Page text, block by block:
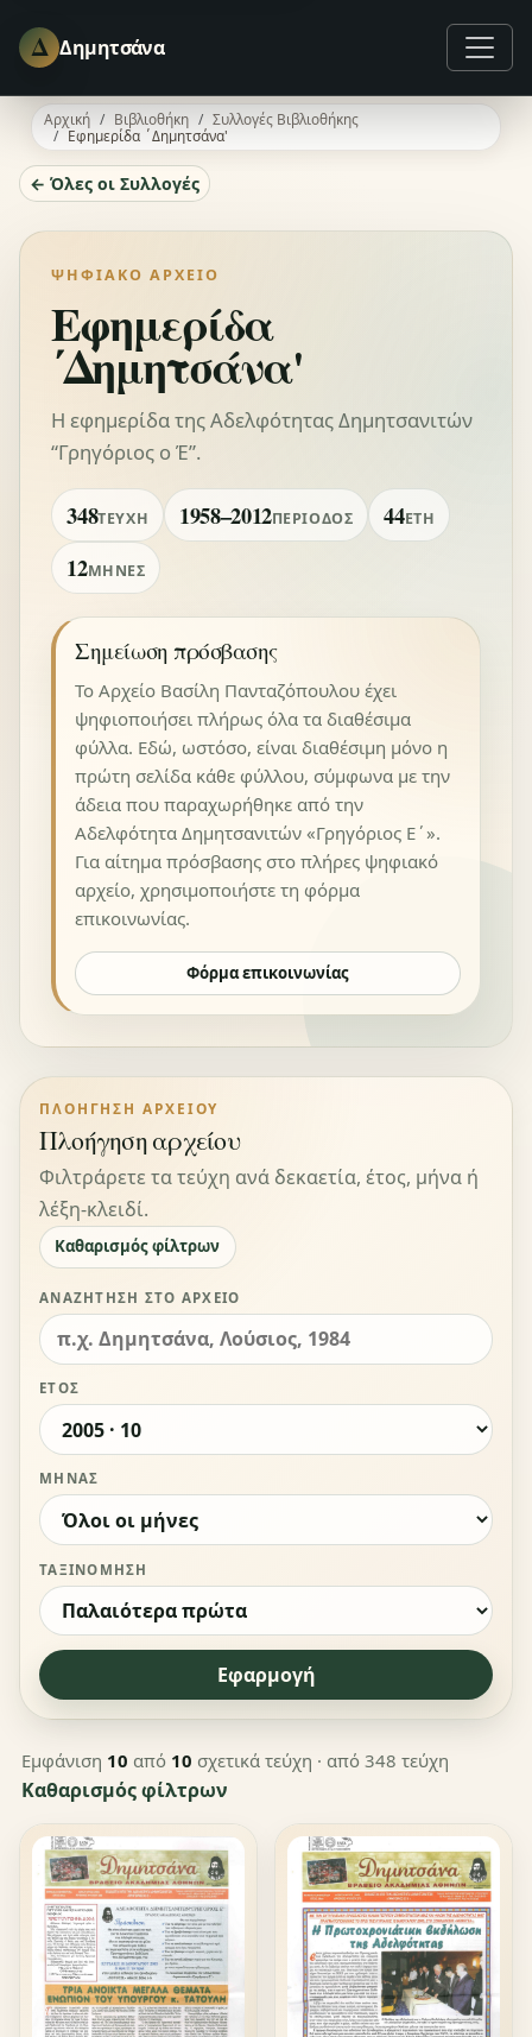
Δ Δημητσάνα
Αρχική Βιβλιοθήκη
Συλλογές Βιβλιοθήκης
Εφημερίδα ΄Δημητσάνα'
← Όλες οι Συλλογές
ΨΗΦΙΑΚΌ ΑΡΧΕΊΟ
Εφημερίδα
΄Δημητσάνα'
Η εφημερίδα της Αδελφότητας Δημητσανιτών
“Γρηγόριος ο Έ”.
348ΤΕΎΧΗ 1958–2012ΠΕΡΊΟΔΟΣ 44ΈΤΗ
12ΜΉΝΕΣ
Σημείωση πρόσβασης
Το Αρχείο Βασίλη Πανταζόπουλου έχει
ψηφιοποιήσει πλήρως όλα τα διαθέσιμα
φύλλα. Εδώ, ωστόσο, είναι διαθέσιμη μόνο η
πρώτη σελίδα κάθε φύλλου, σύμφωνα με την
άδεια που παραχωρήθηκε από την
Αδελφότητα Δημητσανιτών «Γρηγόριος Ε΄».
Για αίτημα πρόσβασης στο πλήρες ψηφιακό
αρχείο, χρησιμοποιήστε τη φόρμα
επικοινωνίας.
Φόρμα επικοινωνίας
ΠΛΟΉΓΗΣΗ ΑΡΧΕΊΟΥ
Πλοήγηση αρχείου
Φιλτράρετε τα τεύχη ανά δεκαετία, έτος, μήνα ή
λέξη-κλειδί.
Καθαρισμός φίλτρων
ΑΝΑΖΉΤΗΣΗ ΣΤΟ ΑΡΧΕΊΟ
ΈΤΟΣ
ΜΉΝΑΣ
ΤΑΞΙΝΌΜΗΣΗ
Εφαρμογή
Εμφάνιση 10 από 10 σχετικά τεύχη · από 348 τεύχη
Καθαρισμός φίλτρων